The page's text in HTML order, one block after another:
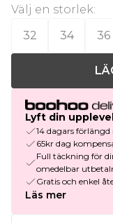
Välj en storlek:
32
34 36
Lyft din
14 dagars
65kr dag
Full täckning för
omedelbar
Gratis och enkel
Läs mer